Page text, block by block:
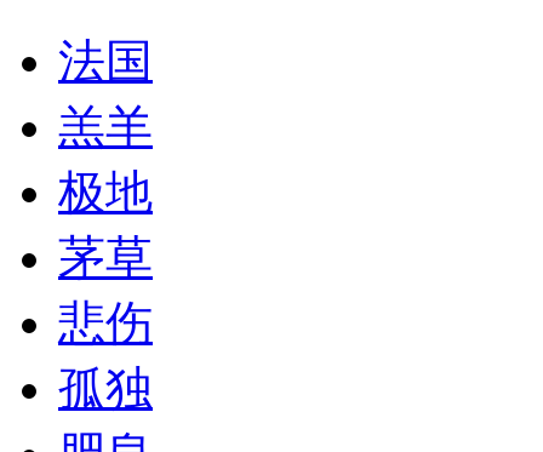
法国
羔羊
极地
茅草
悲伤
孤独